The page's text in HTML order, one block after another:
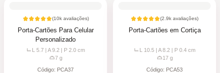
(10kavaliações)
Porta-Cartões Para Celular
Personalizado
L 5.7 | A 9.2 | P 2.0 cm
7g
Código: PCA37
(2.9k avaliações)
Porta-Cartões em Cortiça
L 10.5 | A 8.2 | P 0.4 cm
17g
Código: PCA53